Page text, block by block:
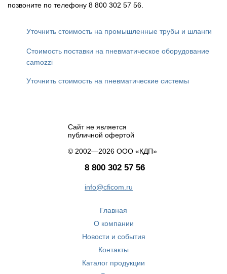
позвоните по телефону 8 800 302 57 56.
Уточнить стоимость на промышленные трубы и шланги
Стоимость поставки на пневматическое оборудование
camozzi
Уточнить стоимость на пневматические системы
Сайт не является
публичной офертой
© 2002—2026 ООО «КДП»
8 800 302 57 56
info@cficom.ru
Главная
О компании
Новости и события
Контакты
Каталог продукции